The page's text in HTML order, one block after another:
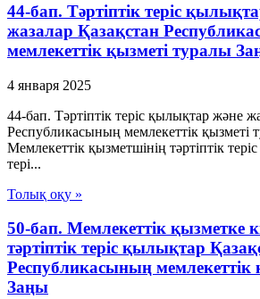
44-бап. Тәртіптік теріс
жазалар Қазақстан
мемлекеттік қызметі туралы
4 января 2025
44-бап. Тәртіптік теріс қылықтар және
Республикасының мемлекеттік
Мемлекеттік қызметшінің тәртіптік
тері...
Толық оқу »
50-бап. Мемлекеттік қызметке
тәртіптік теріс қылықтар
Республикасының мемлекеттік
Заңы